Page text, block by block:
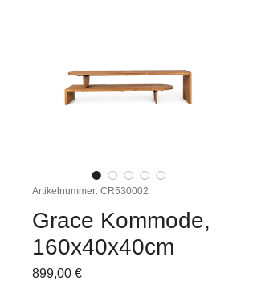
Artikelnummer: CR530002
Grace Kommode,
160x40x40cm
899,00 €Preis